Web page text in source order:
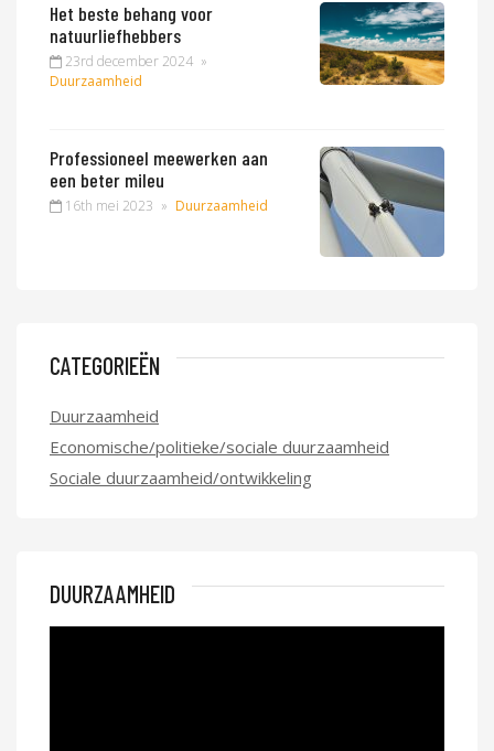
Het beste behang voor
natuurliefhebbers
23rd december 2024 »
Duurzaamheid
Professioneel meewerken aan
een beter mileu
16th mei 2023 » Duurzaamheid
CATEGORIEËN
Duurzaamheid
Economische/politieke/sociale duurzaamheid
Sociale duurzaamheid/ontwikkeling
DUURZAAMHEID
Videospeler